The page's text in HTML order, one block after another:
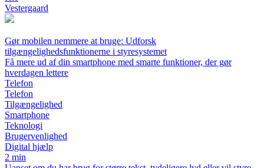
Vestergaard
Gør mobilen nemmere at bruge: Udforsk
tilgængelighedsfunktionerne i styresystemet
Få mere ud af din smartphone med smarte funktioner, der gør
hverdagen lettere
Telefon
Telefon
Tilgængelighed
Smartphone
Teknologi
Brugervenlighed
Digital hjælp
2 min